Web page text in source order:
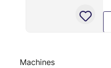
Machines